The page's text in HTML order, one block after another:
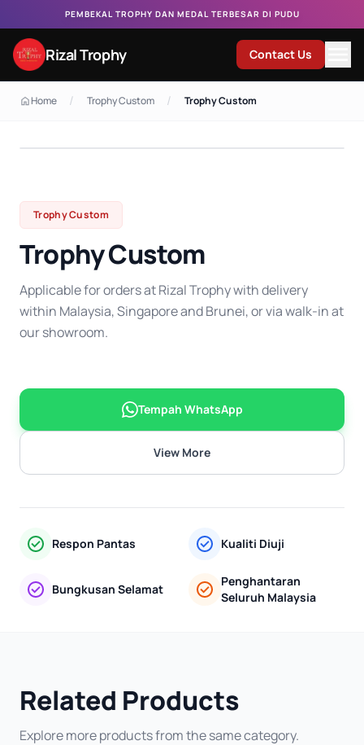
PEMBEKAL TROPHY DAN MEDAL TERBESAR DI PUDU
Rizal Trophy Contact Us
Home / Trophy Custom / Trophy Custom
Trophy Custom
Trophy Custom
Applicable for orders at Rizal Trophy with delivery
within Malaysia, Singapore and Brunei, or via walk-in at
our showroom.
Tempah WhatsApp
View More
Respon Pantas Kualiti Diuji
Bungkusan Selamat
Penghantaran
Seluruh Malaysia
Related Products
Explore more products from the same category.